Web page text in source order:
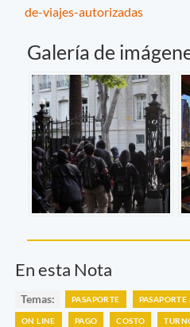
de-viajes-autorizadas
Galería de
En esta Nota
Temas: PASAPORTE
ON LINE PAGO COSTO